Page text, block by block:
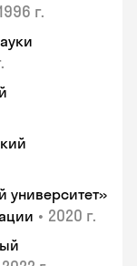
г.
университет»
• 2020 г.